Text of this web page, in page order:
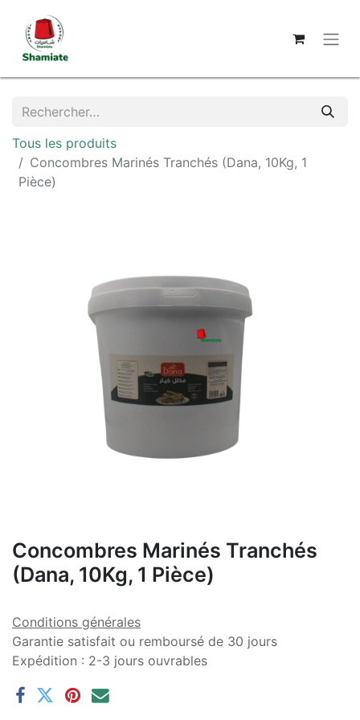
Tous les produits
Concombres Marinés Tranchés (Dana, 10Kg, 1
Pièce)
Concombres Marinés Tranchés
(Dana, 10Kg, 1 Pièce)
Conditions générales
Garantie satisfait ou remboursé de 30 jours
Expédition : 2-3 jours ouvrables